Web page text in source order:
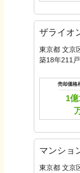
ザライオ
東京都 文京
築18年211 戸
売却価格
1
マンショ
東京都 文京